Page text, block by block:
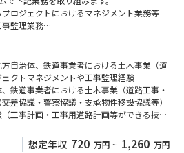
ロジェクトにおけるマネジメント業務等
事監理業務
業務・アドバイザリー業務等
方自治体、鉄道事業者における土木事業（道
クトマネジメントや工事監理経験
鉄道事業者における土木事業（道路工事・
差協議・警察協議・支承物件移設協議等）
工事計画・工事用道路計画等ができる技
・機械等）の設計・工事監理経験
術士補 ・行政経験者
想定年収 720 万円 ~ 1,260 万円